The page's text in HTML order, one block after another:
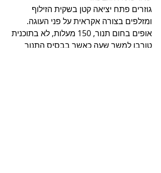
גוזרים פתח יציאה קטן בשקית הזילוף
ומזלפים בצורה אקראית על פני העוגה.
אופים בחום תנור, 150 מעלות, לא בתוכנית
טורבו למשך שעה כאשר בבסיס התנור